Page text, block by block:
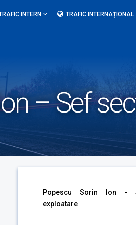
INTERN TRAFIC INTERNAȚIONAL
– Sef
Popescu Sorin Ion -
exploatare